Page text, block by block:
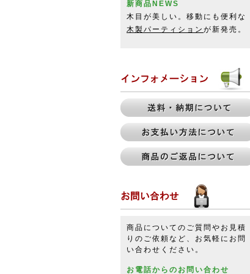
新商品NEWS
木目が美しい。移動にも便利な
木製パーティション が新発売。
商品についてのご質問やお見積
りのご依頼など、お気軽にお問
い合わせください。
お電話からのお問い合わせ